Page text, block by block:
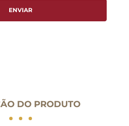
ENVIAR
DO PRODUTO